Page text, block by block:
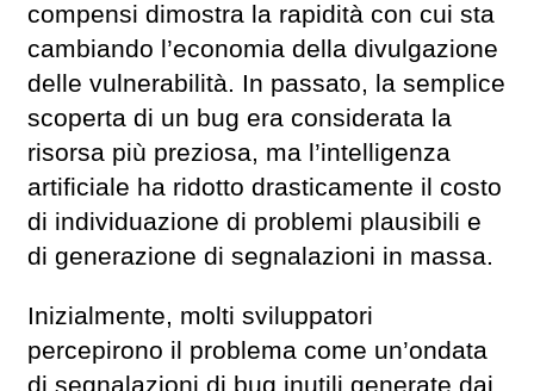
compensi dimostra la rapidità con cui sta
cambiando l’economia della divulgazione
delle vulnerabilità. In passato, la semplice
scoperta di un bug era considerata la
risorsa più preziosa, ma l’intelligenza
artificiale ha ridotto drasticamente il costo
di individuazione di problemi plausibili e
di generazione di segnalazioni in massa.
Inizialmente, molti sviluppatori
percepirono il problema come un’ondata
di segnalazioni di bug inutili generate dai